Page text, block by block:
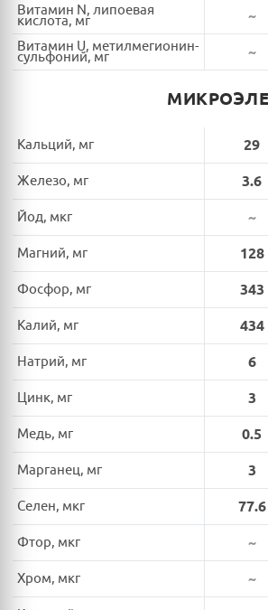
Витамин N, липоевая
кислота, мг ~
Витамин U, метилмегионин-
сульфоний, мг ~
Кальций, мг 29
Железо, мг 3.6
Йод, мкг ~
Магний, мг 128
Фосфор, мг 343
Калий, мг 434
Натрий, мг 6
Цинк, мг 3
Медь, мг 0.5
Марганец, мг 3
Селен, мкг 77.6
Фтор, мкг ~
Хром, мкг ~